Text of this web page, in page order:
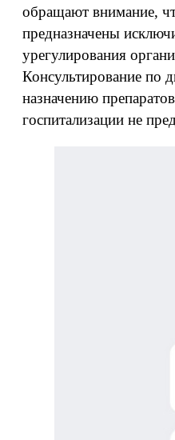
обращают внимание,
предназначены
урегулирования
Консультирование по
назначению
госпитализации не